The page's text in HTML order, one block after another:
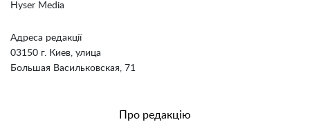
Hyser Media
Адреса редакції
03150 г. Киев, улица
Большая Васильковская, 71
Про редакцію